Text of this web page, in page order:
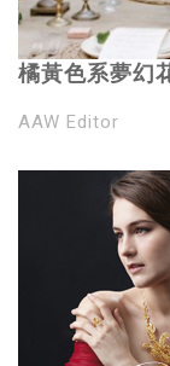
橘黃色系夢幻
AAW Editor